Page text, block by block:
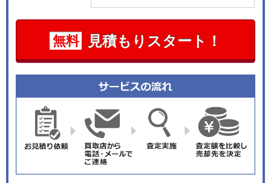
無料 見積もりスタート！